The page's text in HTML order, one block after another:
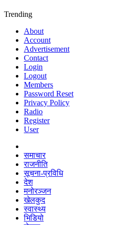
Trending
About
Account
Advertisement
Contact
Login
Logout
Members
Password Reset
Privacy Policy
Radio
Register
User
समाचार
राजनीति
सूचना-प्रविधि
देश
मनोरञ्जन
खेलकुद
स्वास्थ्य
भिडियो